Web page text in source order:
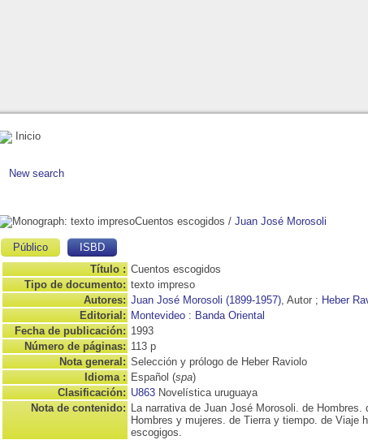
Inicio
New search
Cuentos escogidos / Juan José Morosoli
Público
ISBD
Título : Cuentos escogidos
Tipo de documento: texto impreso
Autores: Juan José Morosoli (1899-1957) , Autor ; Heber
Editorial: Montevideo : Banda Oriental
Fecha de publicación: 1993
Número de páginas: 113 p
Nota general: Selección y prólogo de Heber Raviolo
Idioma : Español (spa)
Clasificación: U863 Novelística uruguaya
Nota de contenido: La narrativa de Juan José Morosoli. de
Hombres y mujeres. de Tierra y tiempo. de Viaje
escogigos.